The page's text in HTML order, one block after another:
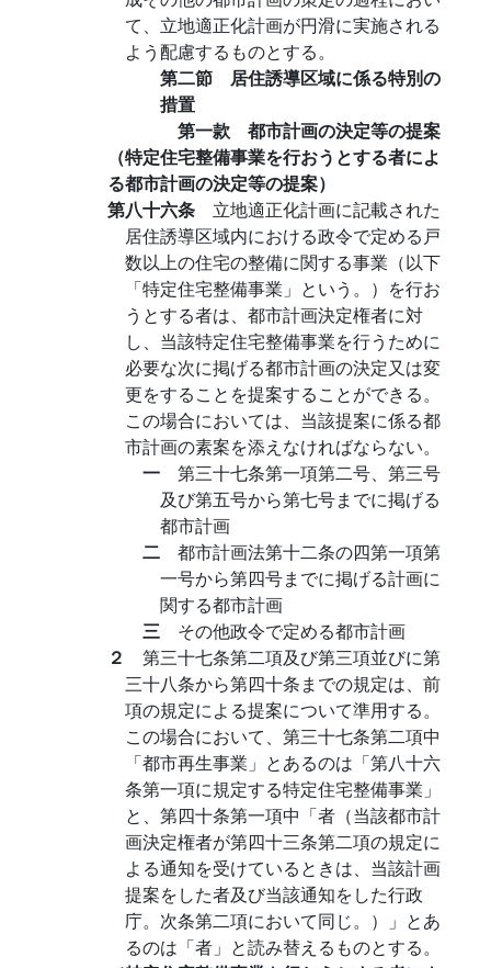
て、立地適正化計画が円滑に実施される
よう配慮するものとする。
第二節 居住誘導区域に係る特別の
措置
第一款 都市計画の決定等の提案
（特定住宅整備事業を行おうとする者によ
る都市計画の決定等の提案）
第八十六条 立地適正化計画に記載された
居住誘導区域内における政令で定める戸
数以上の住宅の整備に関する事業（以下
「特定住宅整備事業」という。）を行お
うとする者は、都市計画決定権者に対
し、当該特定住宅整備事業を行うために
必要な次に掲げる都市計画の決定又は変
更をすることを提案することができる。
この場合においては、当該提案に係る都
市計画の素案を添えなければならない。
一 第三十七条第一項第二号、第三号
及び第五号から第七号までに掲げる
都市計画
二 都市計画法第十二条の四第一項第
一号から第四号までに掲げる計画に
関する都市計画
三 その他政令で定める都市計画
２ 第三十七条第二項及び第三項並びに第
三十八条から第四十条までの規定は、前
項の規定による提案について準用する。
この場合において、第三十七条第二項中
「都市再生事業」とあるのは「第八十六
条第一項に規定する特定住宅整備事業」
と、第四十条第一項中「者（当該都市計
画決定権者が第四十三条第二項の規定に
よる通知を受けているときは、当該計画
提案をした者及び当該通知をした行政
庁。次条第二項において同じ。）」とあ
るのは「者」と読み替えるものとする。